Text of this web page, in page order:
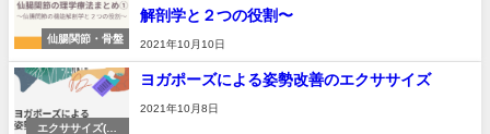
仙腸関節・骨盤
解剖学と２つの役割〜
2021年10月10日
エクササイズ(記
ヨガポーズによる姿勢改善のエクササイズ
2021年10月8日